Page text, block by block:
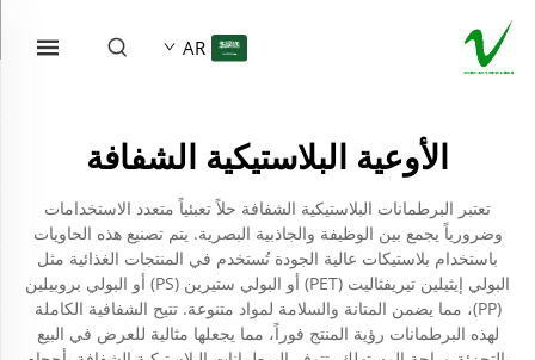
AR
الأوعية البلاستيكية الشفافة
تعتبر البرطمانات البلاستيكية الشفافة حلاً تعبئياً متعدد الاستخدامات
وضرورياً يجمع بين الوظيفة والجاذبية البصرية. يتم تصنيع هذه الحاويات
باستخدام بلاستيكات عالية الجودة تُستخدم في المنتجات الغذائية مثل
البولي إيثيلين تيريفثاليت (PET) أو البولي ستيرين (PS) أو البولي بروبيلين
(PP)، مما يضمن المتانة والسلامة لمواد متنوعة. تتيح الشفافية الكاملة
لهذه البرطمانات رؤية المنتج فوراً، مما يجعلها مثالية للعرض في البيع